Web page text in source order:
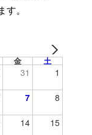
す。
金 土
31 1
7 8
14 15